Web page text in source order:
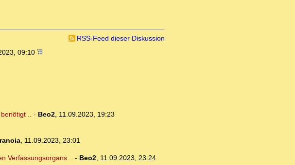
RSS-Feed dieser Diskussion
09:10
.. - Beo2, 11.09.2023, 19:23
, 11.09.2023, 23:01
Verfassungsorgans .. - Beo2, 11.09.2023, 23:24